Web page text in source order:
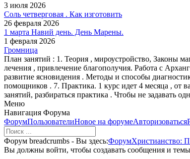
3 июля 2026
Соль четверговая . Как изготовить
26 февраля 2026
1 марта Навий день. День Марены.
1 февраля 2026
Громница
План занятий : 1. Теория , мироустройство, Законы
лечения , привлечение благополучия. Работа с
развитие ясновидения . Методы и способы
помощников . 7. Практика. 1 курс идет 4 месяца , от
занятий, разбираться практика . Чтобы не задавать
Меню
Навигация Форума
ФорумПользователиНовое на форумеАвторизоваться
Форум breadcrumbs - Вы здесь:ФорумХристианство:
Вы должны войти, чтобы создавать сообщения и